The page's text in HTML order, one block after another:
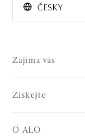
ČESKY
Zajíma vás
Získejte
O ALO